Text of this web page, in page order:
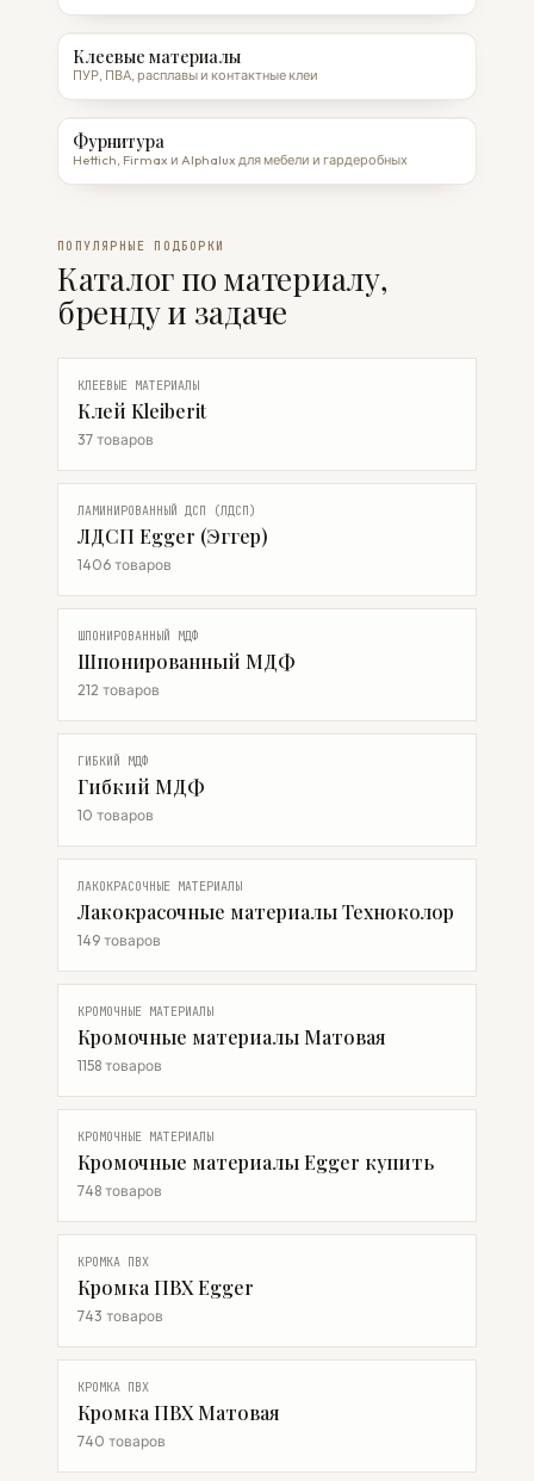
Клеевые материалы
ПУР, ПВА, расплавы и контактные клеи
Фурнитура
Hettich, Firmax и Alphalux для мебели и гардеробных
ПОПУЛЯРНЫЕ ПОДБОРКИ
Каталог по материалу,
бренду и задаче
КЛЕЕВЫЕ МАТЕРИАЛЫ
Клей Kleiberit
37 товаров
ЛАМИНИРОВАННЫЙ ДСП (ЛДСП)
ЛДСП Egger (Эггер)
1406 товаров
ШПОНИРОВАННЫЙ МДФ
Шпонированный МДФ
212 товаров
ГИБКИЙ МДФ
Гибкий МДФ
10 товаров
ЛАКОКРАСОЧНЫЕ МАТЕРИАЛЫ
Лакокрасочные материалы Техноколор
149 товаров
КРОМОЧНЫЕ МАТЕРИАЛЫ
Кромочные материалы Матовая
1158 товаров
КРОМОЧНЫЕ МАТЕРИАЛЫ
Кромочные материалы Egger купить
748 товаров
КРОМКА ПВХ
Кромка ПВХ Egger
743 товаров
КРОМКА ПВХ
Кромка ПВХ Матовая
740 товаров